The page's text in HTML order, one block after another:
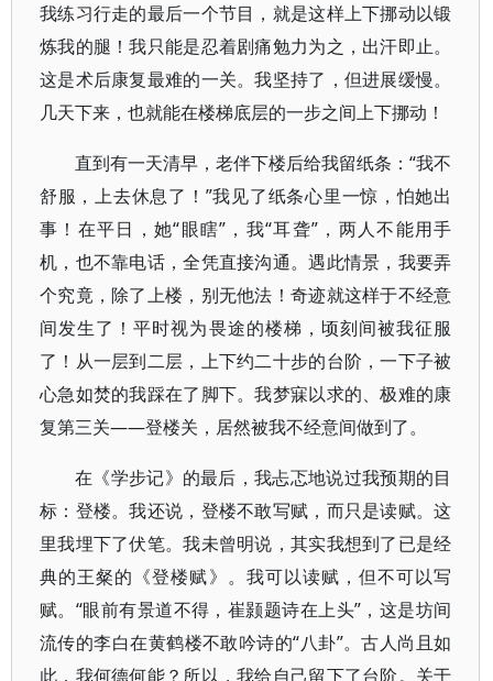
我练习行走的最后一个节目，就是这样上下挪动以锻
炼我的腿！我只能是忍着剧痛勉力为之，出汗即止。
这是术后康复最难的一关。我坚持了，但进展缓慢。
几天下来，也就能在楼梯底层的一步之间上下挪动！
直到有一天清早，老伴下楼后给我留纸条：“我不
舒服，上去休息了！”我见了纸条心里一惊，怕她出
事！在平日，她“眼瞎”，我“耳聋”，两人不能用手
机，也不靠电话，全凭直接沟通。遇此情景，我要弄
个究竟，除了上楼，别无他法！奇迹就这样于不经意
间发生了！平时视为畏途的楼梯，顷刻间被我征服
了！从一层到二层，上下约二十步的台阶，一下子被
心急如焚的我踩在了脚下。我梦寐以求的、极难的康
复第三关——登楼关，居然被我不经意间做到了。
在《学步记》的最后，我忐忑地说过我预期的目
标：登楼。我还说，登楼不敢写赋，而只是读赋。这
里我埋下了伏笔。我未曾明说，其实我想到了已是经
典的王粲的《登楼赋》。我可以读赋，但不可以写
赋。“眼前有景道不得，崔颢题诗在上头”，这是坊间
流传的李白在黄鹤楼不敢吟诗的“八卦”。古人尚且如
此，我何德何能？所以，我给自己留下了台阶。关于